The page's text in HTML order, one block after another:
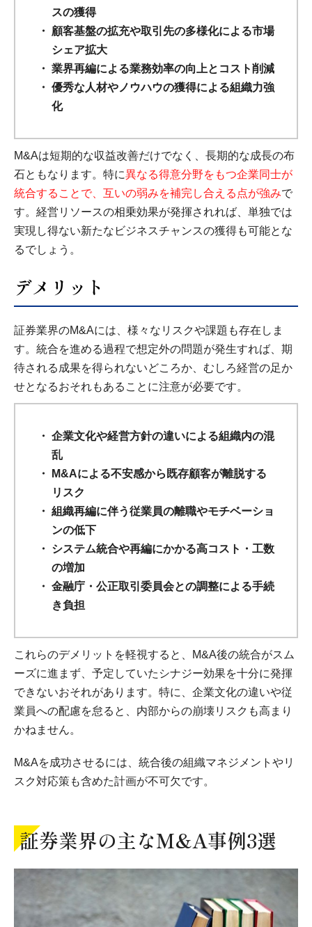
スの獲得
顧客基盤の拡充や取引先の多様化による市場
シェア拡大
業界再編による業務効率の向上とコスト削減
優秀な人材やノウハウの獲得による組織力強
化
M&Aは短期的な収益改善だけでなく、長期的な成長の布
石ともなります。特に異なる得意分野をもつ企業同士が
統合することで、互いの弱みを補完し合える点が強みで
す。経営リソースの相乗効果が発揮されれば、単独では
実現し得ない新たなビジネスチャンスの獲得も可能とな
るでしょう。
デメリット
証券業界のM&Aには、様々なリスクや課題も存在しま
す。統合を進める過程で想定外の問題が発生すれば、期
待される成果を得られないどころか、むしろ経営の足か
せとなるおそれもあることに注意が必要です。
企業文化や経営方針の違いによる組織内の混
乱
M&Aによる不安感から既存顧客が離脱する
リスク
組織再編に伴う従業員の離職やモチベーショ
ンの低下
システム統合や再編にかかる高コスト・工数
の増加
金融庁・公正取引委員会との調整による手続
き負担
これらのデメリットを軽視すると、M&A後の統合がスム
ーズに進まず、予定していたシナジー効果を十分に発揮
できないおそれがあります。特に、企業文化の違いや従
業員への配慮を怠ると、内部からの崩壊リスクも高まり
かねません。
M&Aを成功させるには、統合後の組織マネジメントやリ
スク対応策も含めた計画が不可欠です。
証券業界の主なM&A事例3選